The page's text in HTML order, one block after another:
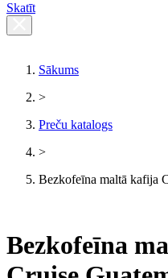
Skatīt
Sākums
>
Preču katalogs
>
Bezkofeīna maltā kafija
Bezkofeīna